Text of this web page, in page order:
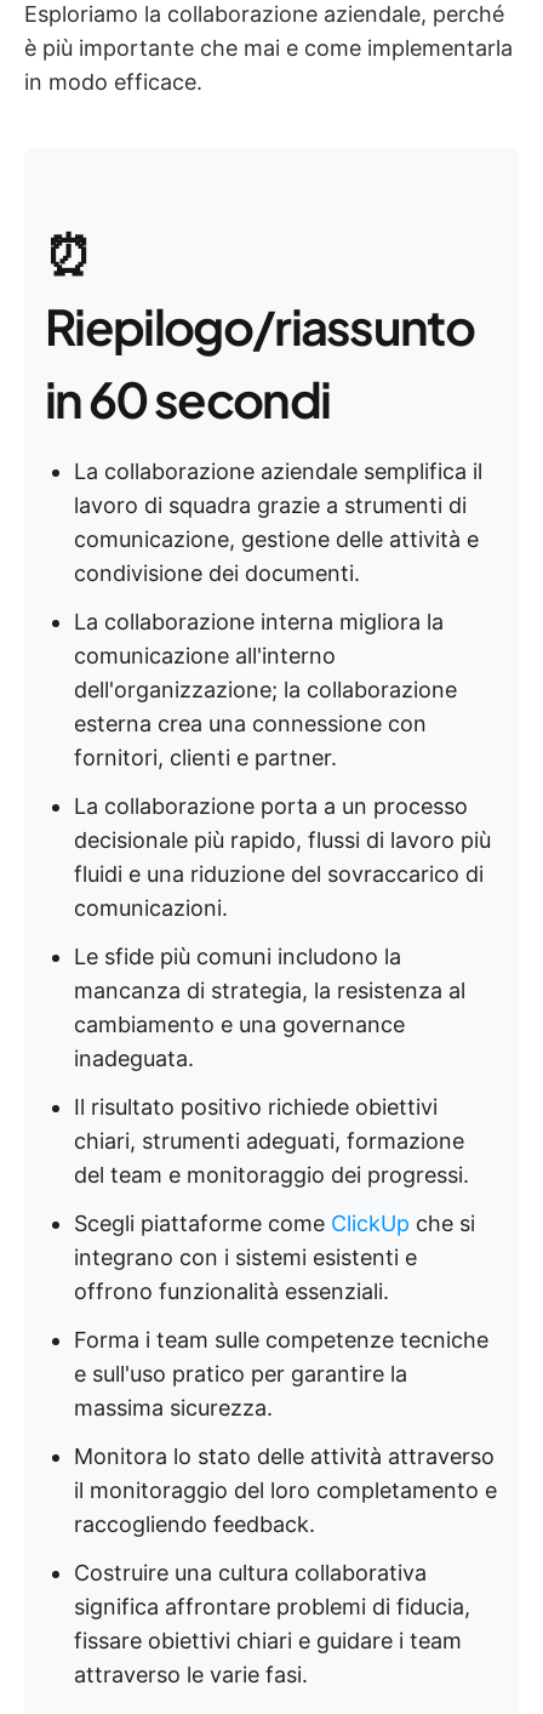
Esploriamo la collaborazione aziendale, perché
è più importante che mai e come implementarla
in modo efficace.
⏰
Riepilogo/riassunto
in 60 secondi
La collaborazione aziendale semplifica il
lavoro di squadra grazie a strumenti di
comunicazione, gestione delle attività e
condivisione dei documenti.
La collaborazione interna migliora la
comunicazione all'interno
dell'organizzazione; la collaborazione
esterna crea una connessione con
fornitori, clienti e partner.
La collaborazione porta a un processo
decisionale più rapido, flussi di lavoro più
fluidi e una riduzione del sovraccarico di
comunicazioni.
Le sfide più comuni includono la
mancanza di strategia, la resistenza al
cambiamento e una governance
inadeguata.
Il risultato positivo richiede obiettivi
chiari, strumenti adeguati, formazione
del team e monitoraggio dei progressi.
Scegli piattaforme come ClickUp che si
integrano con i sistemi esistenti e
offrono funzionalità essenziali.
Forma i team sulle competenze tecniche
e sull'uso pratico per garantire la
massima sicurezza.
Monitora lo stato delle attività attraverso
il monitoraggio del loro completamento e
raccogliendo feedback.
Costruire una cultura collaborativa
significa affrontare problemi di fiducia,
fissare obiettivi chiari e guidare i team
attraverso le varie fasi.